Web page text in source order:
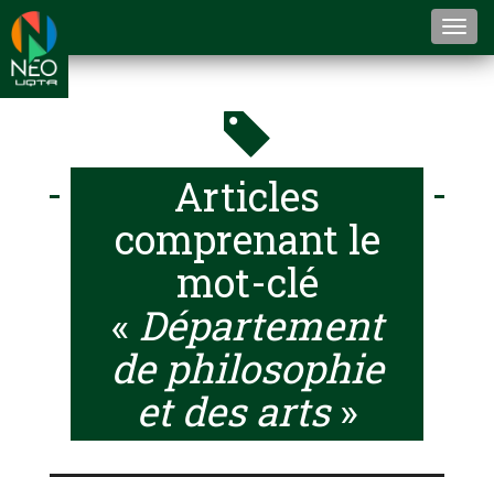
Articles
comprenant le
mot-clé
« Département
de philosophie
et des arts»